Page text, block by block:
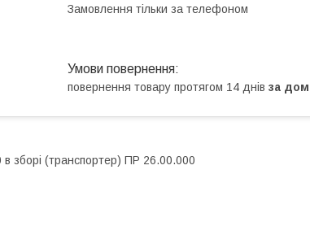
Замовлення тільки за телефоном
повернення товару протягом 14 днів за
зборі (транспортер) ПР 26.00.000